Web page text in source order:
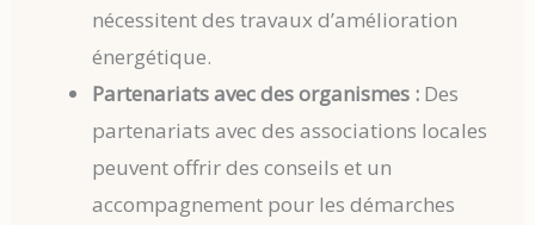
nécessitent des travaux d’amélioration
énergétique.
Partenariats avec des organismes : Des
partenariats avec des associations locales
peuvent offrir des conseils et un
accompagnement pour les démarches